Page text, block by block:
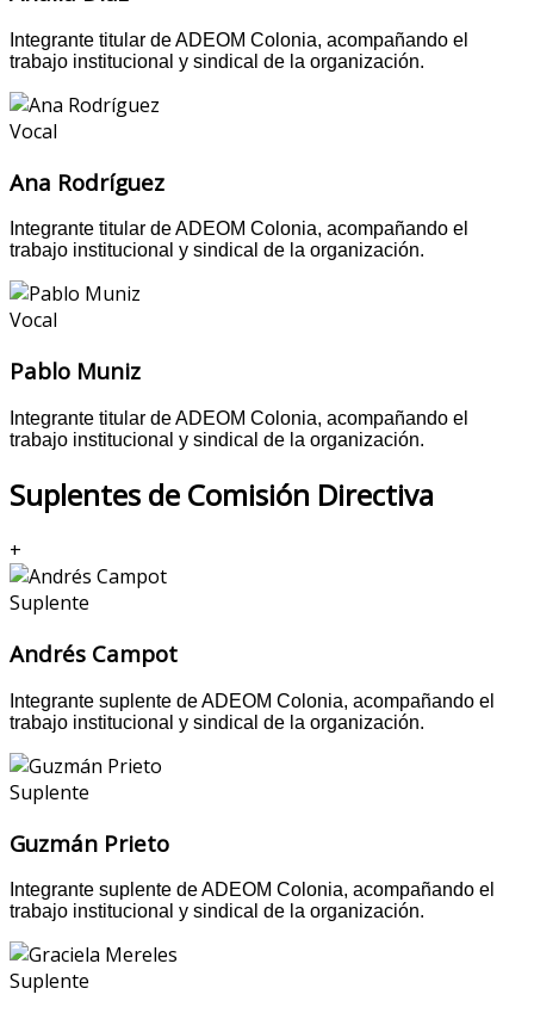
Integrante titular de ADEOM Colonia, acompañando el
trabajo institucional y sindical de la organización.
Vocal
Ana Rodríguez
Integrante titular de ADEOM Colonia, acompañando el
trabajo institucional y sindical de la organización.
Vocal
Pablo Muniz
Integrante titular de ADEOM Colonia, acompañando el
trabajo institucional y sindical de la organización.
Suplentes de Comisión Directiva
+
Suplente
Andrés Campot
Integrante suplente de ADEOM Colonia, acompañando el
trabajo institucional y sindical de la organización.
Suplente
Guzmán Prieto
Integrante suplente de ADEOM Colonia, acompañando el
trabajo institucional y sindical de la organización.
Suplente